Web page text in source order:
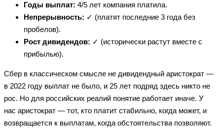
Годы выплат: 4/5 лет компания платила.
Непрерывность: ✓ (платят последние 3 года без
пробелов).
Рост дивидендов: ✓ (исторически растут вместе с
прибылью).
Сбер в классическом смысле не дивидендный аристократ —
в 2022 году выплат не было, и 25 лет подряд здесь никто не
рос. Но для российских реалий понятие работает иначе. У
нас аристократ — тот, кто платит стабильно, когда может, и
возвращается к выплатам, когда обстоятельства позволяют.